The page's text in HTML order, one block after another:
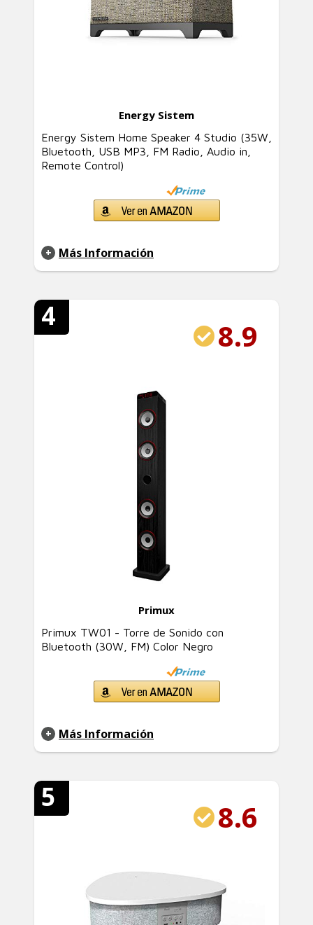
Energy Sistem
Energy Sistem Home Speaker 4 Studio (35W,
Bluetooth, USB MP3, FM Radio, Audio in,
Remote Control)
Más Información
4
8.9
Primux
Primux TW01 - Torre de Sonido con
Bluetooth (30W, FM) Color Negro
Más Información
5
8.6